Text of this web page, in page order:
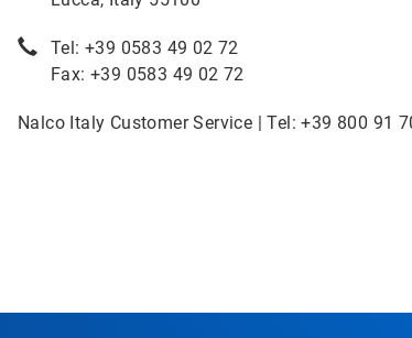
Tel: +39 0583 49 02 72
Fax: +39 0583 49 02 72
Nalco Italy Customer Service | Tel: +39 800 91